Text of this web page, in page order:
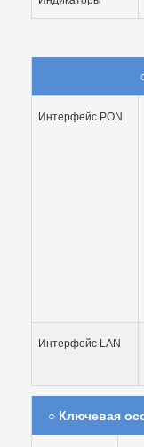
Интерфейс PON
Интерфейс LAN
○ Ключевая